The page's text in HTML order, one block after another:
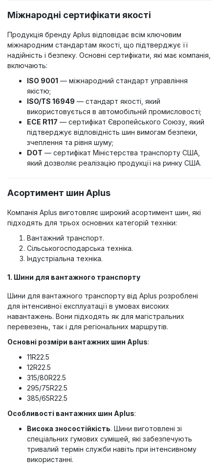
Міжнародні сертифікати якості
Продукція бренду Aplus відповідає всім ключовим
міжнародним стандартам якості, що підтверджує її
надійність і безпеку. Основні сертифікати, які має компанія,
включають:
ISO 9001 — міжнародний стандарт управління
якістю;
ISO/TS 16949 — стандарт якості, який
використовується в автомобільній промисловості;
ECE R117 — сертифікат Європейського Союзу, який
підтверджує відповідність шин вимогам безпеки,
зчеплення та рівня шуму;
DOT — сертифікат Міністерства транспорту США,
який дозволяє реалізацію продукції на ринку США.
Асортимент шин Aplus
Компанія Aplus виготовляє широкий асортимент шин, які
підходять для трьох основних категорій техніки:
Вантажний транспорт.
Сільськогосподарська техніка.
Індустріальна техніка.
1. Шини для вантажного транспорту
Шини для вантажного транспорту від Aplus розроблені
для інтенсивної експлуатації в умовах високих
навантажень. Вони підходять як для магістральних
перевезень, так і для регіональних маршрутів.
Основні розміри вантажних шин Aplus:
11R22.5
12R22.5
315/80R22.5
295/75R22.5
385/65R22.5
Особливості вантажних шин Aplus:
Висока зносостійкість. Шини виготовлені зі
спеціальних гумових сумішей, які забезпечують
тривалий термін служби навіть при інтенсивному
використанні.